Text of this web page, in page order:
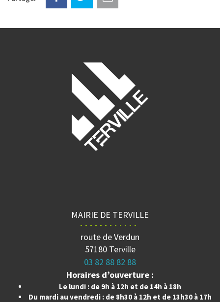
MAIRIE DE TERVILLE
route de Verdun
57180 Terville
03 82 88 82 88
Horaires d’ouverture :
Le lundi : de 9h à 12h et de 14h à 18h
Du mardi au vendredi : de 8h30 à 12h et de 13h30 à 17h